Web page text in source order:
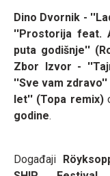
Dino Dvornik -
''Prostorija feat.
puta godišnje''
Zbor Izvor -
''Sve vam zdravo''
let'' (Topa remix)
godine.
Događaji